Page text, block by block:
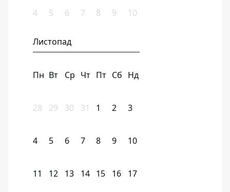
4 5 6 7 8 9 10
Листопад
Пн Вт Ср Чт Пт Сб Нд
28 29 30 31 1 2 3
4 5 6 7 8 9 10
11 12 13 14 15 16 17